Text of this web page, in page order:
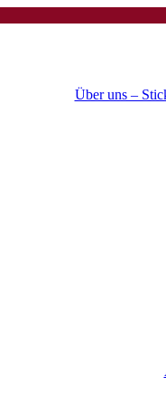
Über uns –